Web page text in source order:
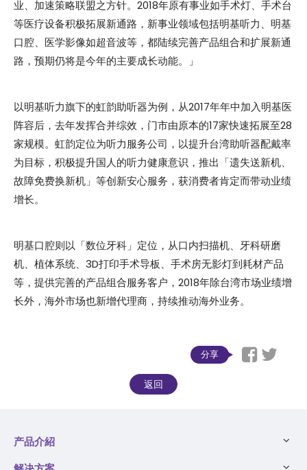
业、加速策略联盟之方针。2018年原有事业如手术灯、手术台
等医疗设备积极拓展新通路，新事业领域包括明基听力、明基
口腔、医学影像如超音波等，都陆续完善产品组合和扩展新通
路，预期仍将是今年的主要成长动能。」
以明基听力旗下的虹韵助听器为例，从2017年年中加入明基医
阵容后，去年发挥合并综效，门市由原本的17家快速拓展至28
家规模。虹韵定位为听力服务公司，以提升台湾助听器配戴率
为目标，积极提升国人的听力健康意识，推出「遗失送新机、
故障免费换新机」等创新安心服务，获消费者肯定而带动业绩
增长。
明基口腔则以「数位牙科」定位，从口内扫描机、牙科研磨
机、植体系统、3D打印手术导板、手术房无影灯到耗材产品
等，提供完善的产品组合服务客户，2018年除台湾市场业绩增
长外，海外市场也新增代理商，持续推动海外业务。
分享
返回
产品介紹